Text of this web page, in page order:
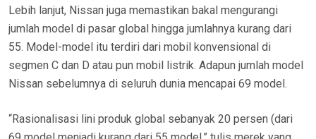
Lebih lanjut, Nissan juga memastikan bakal mengurangi
jumlah model di pasar global hingga jumlahnya kurang dari
55. Model-model itu terdiri dari mobil konvensional di
segmen C dan D atau pun mobil listrik. Adapun jumlah model
Nissan sebelumnya di seluruh dunia mencapai 69 model.
“Rasionalisasi lini produk global sebanyak 20 persen (dari